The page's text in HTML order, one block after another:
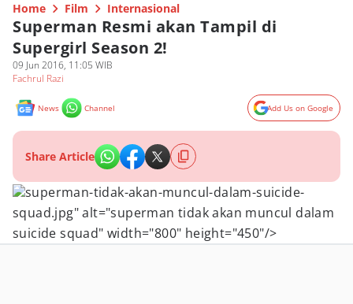
Home Film Internasional
Superman Resmi akan Tampil di
Supergirl Season 2!
09 Jun 2016, 11:05 WIB
Fachrul Razi
News Channel Add Us on Google
Share Article
superman-tidak-akan-muncul-dalam-suicide-
squad.jpg" alt="superman tidak akan muncul dalam
suicide squad" width="800" height="450"/>